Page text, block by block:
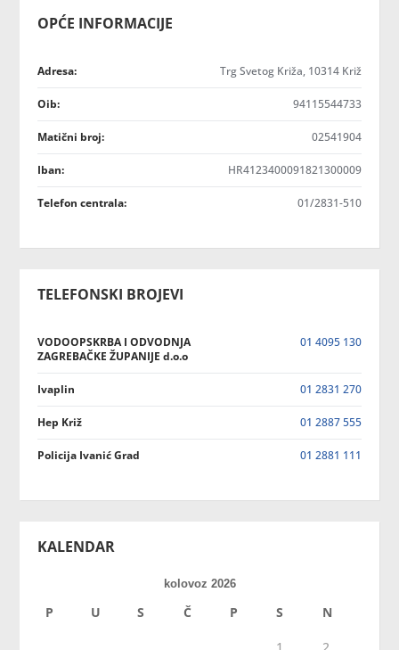
OPĆE INFORMACIJE
Adresa: Trg Svetog Križa, 10314 Križ
Oib: 94115544733
Matični broj: 02541904
Iban: HR4123400091821300009
Telefon centrala: 01/2831-510
TELEFONSKI BROJEVI
VODOOPSKRBA I ODVODNJA
ZAGREBAČKE ŽUPANIJE d.o.o
01 4095 130
Ivaplin 01 2831 270
Hep Križ 01 2887 555
Policija Ivanić Grad 01 2881 111
KALENDAR
kolovoz 2026
P U S Č P S N